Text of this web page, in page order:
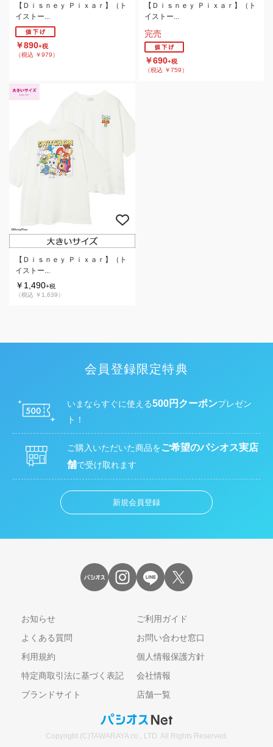
【Ｄｉｓｎｅｙ Ｐｉｘａｒ】（ト
イストー...
￥890+税
（税込 ￥979）
【Ｄｉｓｎｅｙ Ｐｉｘａｒ】（ト
イストー...
完売
￥690+税
（税込 ￥759）
【Ｄｉｓｎｅｙ Ｐｉｘａｒ】（ト
イストー...
￥1,490+税
（税込 ￥1,639）
会員登録限定特典
いまならすぐに使える500円クーポンプレゼン
ト！
ご購入いただいた商品をご希望のパシオス実店
舗で受け取れます
新規会員登録
お知らせ
ご利用ガイド
よくある質問
お問い合わせ窓口
利用規約
個人情報保護方針
特定商取引法に基づく表記
会社情報
ブランドサイト
店舗一覧
Copyright (C)TAWARAYA co., LTD. All Rights Reserved.